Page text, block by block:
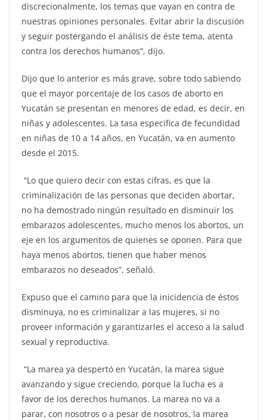
discrecionalmente, los temas que vayan en contra de
nuestras opiniones personales. Evitar abrir la discusión
y seguir postergando el análisis de éste tema, atenta
contra los derechos humanos”, dijo.
Dijo que lo anterior es más grave, sobre todo sabiendo
que el mayor porcentaje de los casos de aborto en
Yucatán se presentan en menores de edad, es decir, en
niñas y adolescentes. La tasa especifica de fecundidad
en niñas de 10 a 14 años, en Yucatán, va en aumento
desde el 2015.
“Lo que quiero decir con estas cifras, es que la
criminalización de las personas que deciden abortar,
no ha demostrado ningún resultado en disminuir los
embarazos adolescentes, mucho menos los abortos, un
eje en los argumentos de quienes se oponen. Para que
haya menos abortos, tienen que haber menos
embarazos no deseados”, señaló.
Expuso que el camino para que la inicidencia de éstos
disminuya, no es criminalizar a las mujeres, si no
proveer información y garantizarles el acceso a la salud
sexual y reproductiva.
“La marea ya despertó en Yucatán, la marea sigue
avanzando y sigue creciendo, porque la lucha es a
favor de los derechos humanos. La marea no va a
parar, con nosotros o a pesar de nosotros, la marea